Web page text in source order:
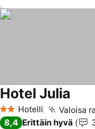
2 Tähtiluokitus
Hotelli Valoisa
Hotel Julia
8,4 Erittäin hyvä